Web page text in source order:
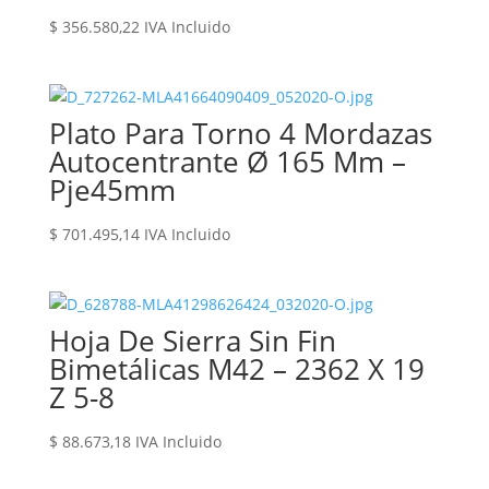
$ 356.580,22 IVA Incluido
Plato Para Torno 4 Mordazas
Autocentrante Ø 165 Mm –
Pje45mm
$ 701.495,14 IVA Incluido
Hoja De Sierra Sin Fin
Bimetálicas M42 – 2362 X 19
Z 5-8
$ 88.673,18 IVA Incluido